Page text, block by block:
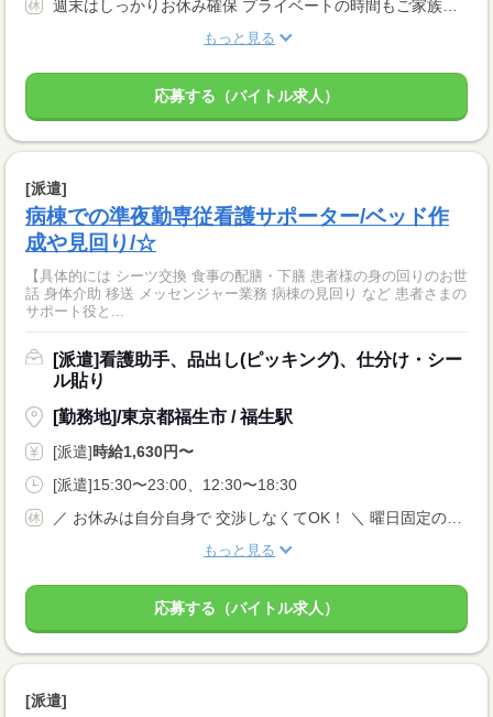
もっと見る
応募する（バイトル求人）
[派遣]
病棟での準夜勤専従看護サポーター/ベッド作
成や見回り/☆
【具体的には シーツ交換 食事の配膳・下膳 患者様の身の回りのお世
話 身体介助 移送 メッセンジャー業務 病棟の見回り など 患者さまの
サポート役と...
[派遣]看護助手、品出し(ピッキング)、仕分け・シー
ル貼り
[勤務地]/東京都福生市 / 福生駅
[派遣]時給1,630円〜
[派遣]15:30〜23:00、12:30〜18:30
もっと見る
応募する（バイトル求人）
[派遣]